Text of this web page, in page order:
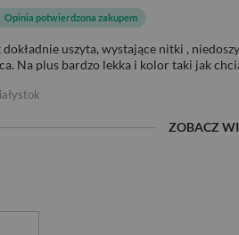
Opinia potwierdzona zakupem
uszyta, wystające nitki ,
Na plus bardzo lekka i kolor taki jak
ZOBACZ